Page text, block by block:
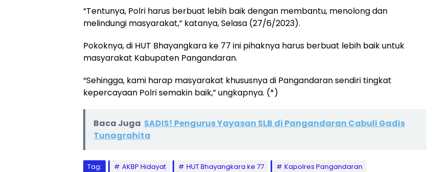
“Tentunya, Polri harus berbuat lebih baik dengan membantu, menolong dan
melindungi masyarakat,” katanya, Selasa (27/6/2023).
Pokoknya, di HUT Bhayangkara ke 77 ini pihaknya harus berbuat lebih baik untuk
masyarakat Kabupaten Pangandaran.
“Sehingga, kami harap masyarakat khususnya di Pangandaran sendiri tingkat
kepercayaan Polri semakin baik,” ungkapnya. (*)
Baca Juga SADIS! Pengurus Yayasan SLB di Pangandaran Cabuli Gadis
Tunagrahita
Tag: AKBP Hidayat HUT Bhayangkara ke 77 Kapolres Pangandaran